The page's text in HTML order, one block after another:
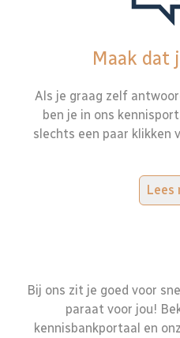
Maak dat
Als je graag zelf
ben je in ons
slechts een paar klikken
Lees
Bij ons zit je goed voor
paraat voor jou!
kennisbankportaal en